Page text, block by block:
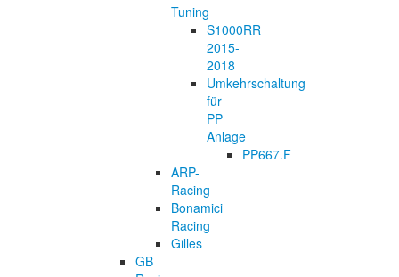
Tuning
S1000RR
2015-
2018
Umkehrschaltung
für
PP
Anlage
PP667.F
ARP-
Racing
Bonamici
Racing
Gilles
GB